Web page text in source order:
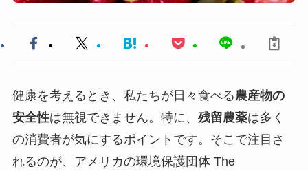
健康を考えるとき、私たちが日々食べる農産物の
安全性は無視できません。特に、 残留農薬は多く
の消費者が気にするポイントです。そこで注目さ
れるのが、アメリカの環境保護団体 The